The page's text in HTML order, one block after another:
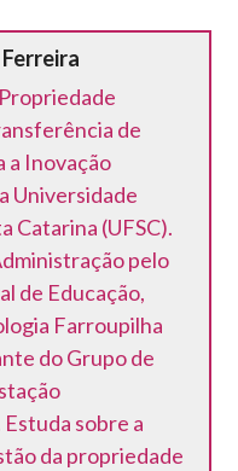
de
a Inovação
Universidade
Catarina (UFSC).
pelo
de Educação,
Farroupilha
do Grupo de
sobre a
da propriedade